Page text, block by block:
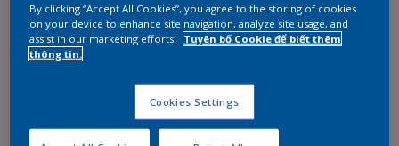
By clicking “Accept All Cookies”, you agree to the storing of cookies
on your device to enhance site navigation, analyze site usage, and
assist in our marketing efforts.
Tuyên bố Cookie để biết thêm
thông tin.
Cookies Settings